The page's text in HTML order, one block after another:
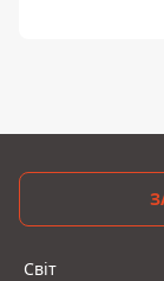
Світ